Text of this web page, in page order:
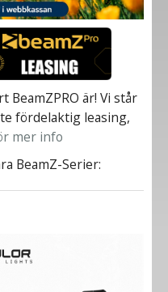
BeamZPRO är! Vi står
fördelaktig leasing,
mer info
BeamZ-Serier: